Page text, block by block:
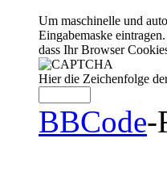
Um maschinelle und
Eingabemaske
dass Ihr Browser
Hier die Zeichenfolge
BBCode-